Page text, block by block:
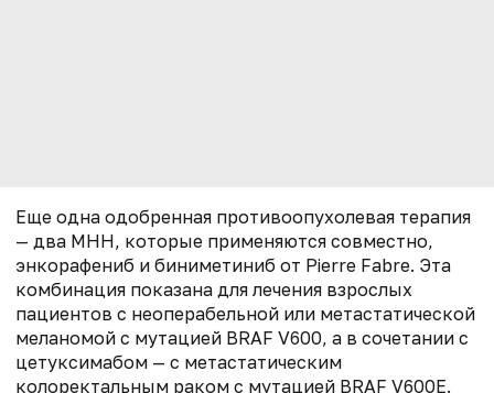
Еще одна одобренная противоопухолевая терапия
— два МНН, которые применяются совместно,
энкорафениб и биниметиниб от Pierre Fabre. Эта
комбинация показана для лечения взрослых
пациентов с неоперабельной или метастатической
меланомой с мутацией BRAF V600, а в сочетании с
цетуксимабом — с метастатическим
колоректальным раком с мутацией BRAF V600E.